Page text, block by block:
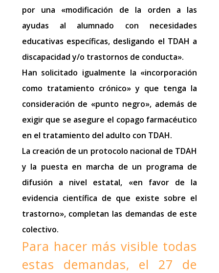
por una «modificación de la orden a las
ayudas al alumnado con necesidades
educativas específicas, desligando el TDAH a
discapacidad y/o trastornos de conducta».
Han solicitado igualmente la «incorporación
como tratamiento crónico» y que tenga la
consideración de «punto negro», además de
exigir que se asegure el copago farmacéutico
en el tratamiento del adulto con TDAH.
La creación de un protocolo nacional de TDAH
y la puesta en marcha de un programa de
difusión a nivel estatal, «en favor de la
evidencia científica de que existe sobre el
trastorno», completan las demandas de este
colectivo.
Para hacer más visible todas
estas demandas, el 27 de